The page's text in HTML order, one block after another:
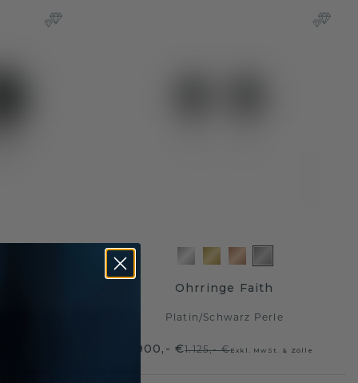
Ohrringe Faith
Platin/Schwarz Perle
900,- €1.125,- €Exkl. MwSt. & Zölle